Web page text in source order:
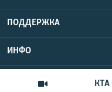
КТА
ПОДДЕРЖКА
ИНФО
Copyright
UTC+3